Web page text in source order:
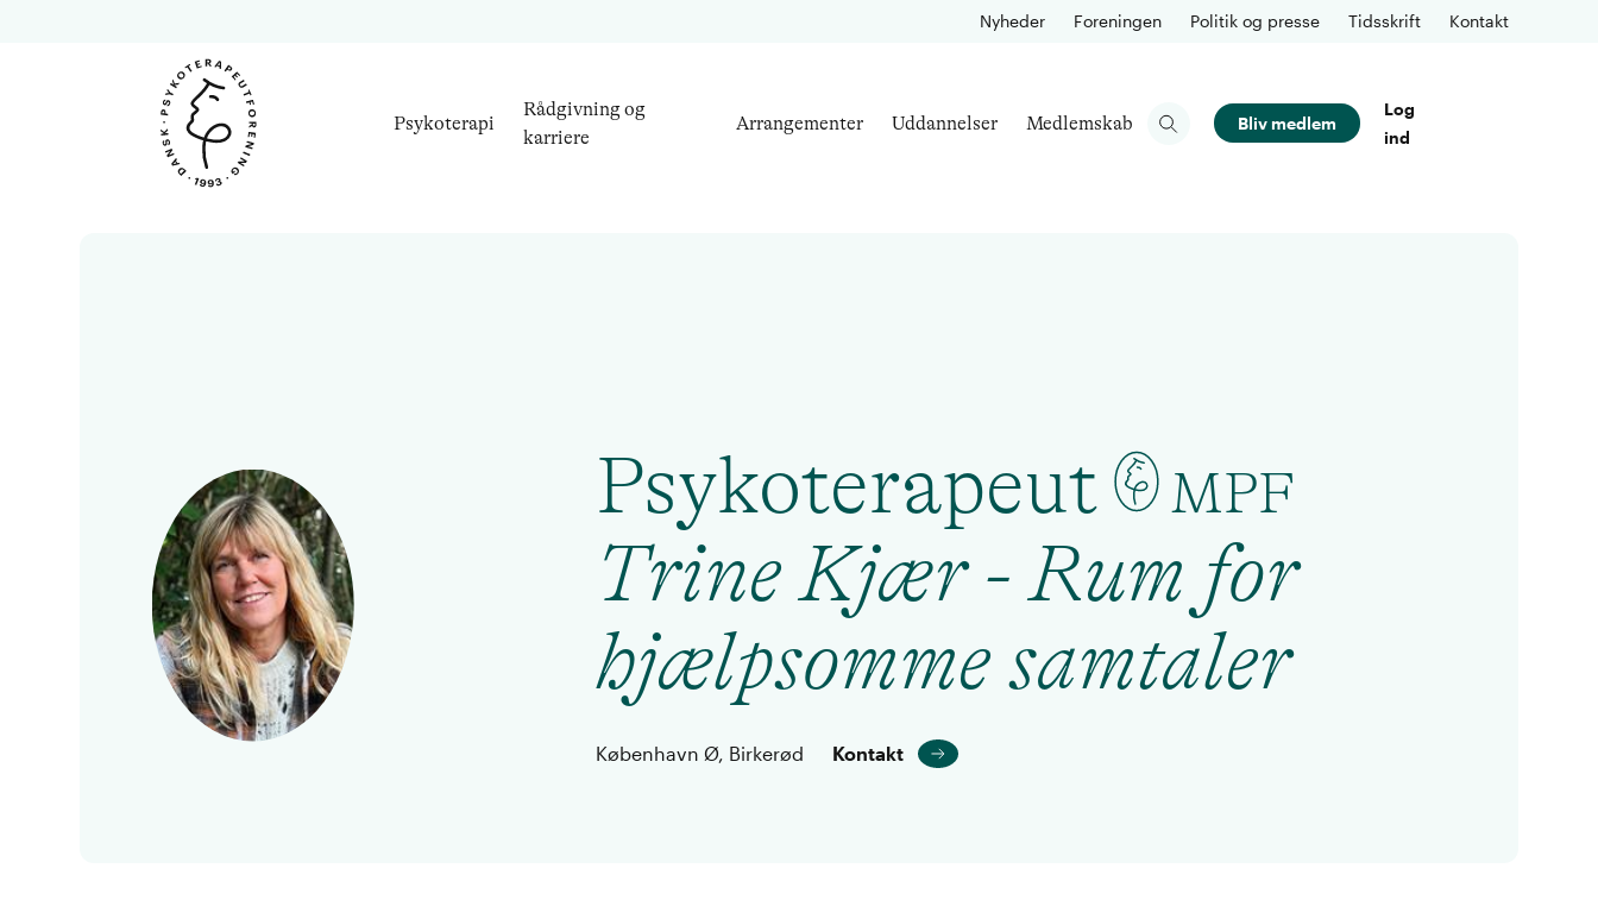
Nyheder Foreningen Politik og presse Tidsskrift Kontakt
Psykoterapi
Rådgivning og
karriere
Arrangementer Uddannelser Medlemskab Bliv medlem
Log
ind
Psykoterapeut MPF
Trine Kjær - Rum for
hjælpsomme samtaler
København Ø, Birkerød Kontakt